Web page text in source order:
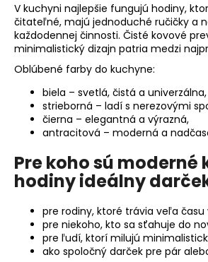
V kuchyni najlepšie fungujú hodiny,
čitateľné, majú jednoduché ručičky a
každodennej činnosti. Čisté kovové
minimalistický dizajn patria medzi
Oblúbené farby do kuchyne:
biela – svetlá, čistá a univerzálna,
strieborná – ladí s nerezovými
čierna – elegantná a výrazná,
antracitová – moderná a
Pre koho sú moderné
hodiny ideálny
pre rodiny, ktoré trávia veľa času
pre niekoho, kto sa sťahuje do
pre ľudí, ktorí milujú
ako spoločný darček pre pár
p
o
r
ú
č
NÁSTENNÉ
HODINY
DO
ANTRACITOVÉ
NÁSTENNÉ
HODINY